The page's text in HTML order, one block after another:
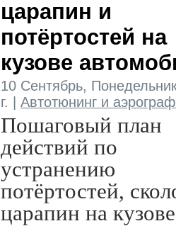
царапин и
потёртостей на
кузове
10 Сентябрь,
г. | Автотюнинг и
Пошаговый план
действий по
устранению
потёртостей,
царапин на кузове